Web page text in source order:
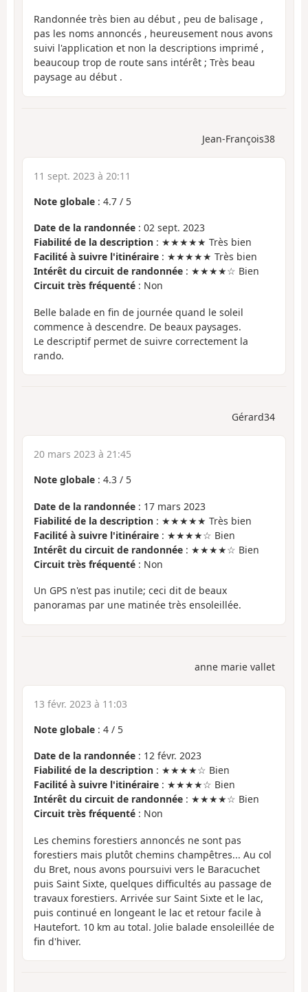
Randonnée très bien au début , peu de balisage ,
pas les noms annoncés , heureusement nous avons
suivi l'application et non la descriptions imprimé ,
beaucoup trop de route sans intérêt ; Très beau
paysage au début .
Jean-François38
11 sept. 2023 à 20:11
Note globale : 4.7 / 5
Date de la randonnée : 02 sept. 2023
Fiabilité de la description : ★★★★★ Très bien
Facilité à suivre l'itinéraire : ★★★★★ Très bien
Intérêt du circuit de randonnée : ★★★★☆ Bien
Circuit très fréquenté : Non
Belle balade en fin de journée quand le soleil
commence à descendre. De beaux paysages.
Le descriptif permet de suivre correctement la
rando.
Gérard34
20 mars 2023 à 21:45
Note globale : 4.3 / 5
Date de la randonnée : 17 mars 2023
Fiabilité de la description : ★★★★★ Très bien
Facilité à suivre l'itinéraire : ★★★★☆ Bien
Intérêt du circuit de randonnée : ★★★★☆ Bien
Circuit très fréquenté : Non
Un GPS n'est pas inutile; ceci dit de beaux
panoramas par une matinée très ensoleillée.
anne marie vallet
13 févr. 2023 à 11:03
Note globale : 4 / 5
Date de la randonnée : 12 févr. 2023
Fiabilité de la description : ★★★★☆ Bien
Facilité à suivre l'itinéraire : ★★★★☆ Bien
Intérêt du circuit de randonnée : ★★★★☆ Bien
Circuit très fréquenté : Non
Les chemins forestiers annoncés ne sont pas
forestiers mais plutôt chemins champêtres... Au col
du Bret, nous avons poursuivi vers le Baracuchet
puis Saint Sixte, quelques difficultés au passage de
travaux forestiers. Arrivée sur Saint Sixte et le lac,
puis continué en longeant le lac et retour facile à
Hautefort. 10 km au total. Jolie balade ensoleillée de
fin d'hiver.